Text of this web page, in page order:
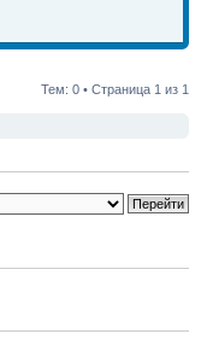
Тем: 0 • Страница 1 из 1